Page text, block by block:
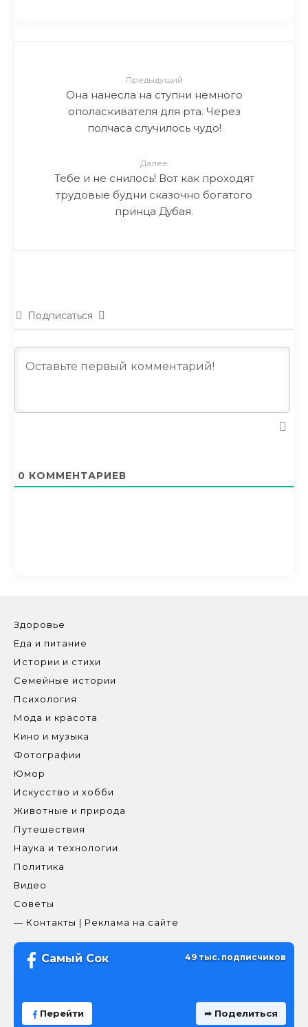
Предыдущий
Она нанесла на ступни немного
ополаскивателя для рта. Через
полчаса случилось чудо!
Далее
Тебе и не снилось! Вот как проходят
трудовые будни сказочно богатого
принца Дубая.
Подписаться
0 КОММЕНТАРИЕВ
Здоровье
Еда и питание
Истории и стихи
Семейные истории
Психология
Мода и красота
Кино и музыка
Фотографии
Юмор
Искусство и хобби
Животные и природа
Путешествия
Наука и технологии
Политика
Видео
Советы
— Контакты | Реклама на сайте
Самый Сок 49 тыс. подписчиков
Перейти ➦ Поделиться